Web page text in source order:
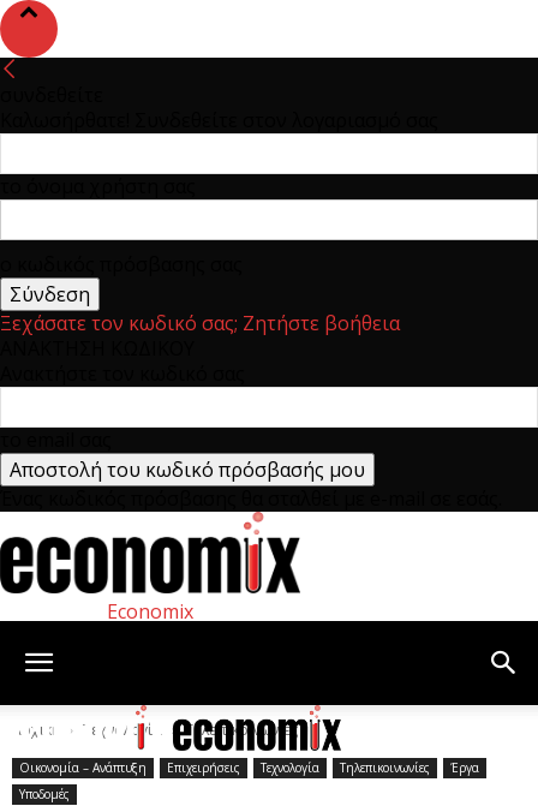
Ξεχάσατε τον κωδικό σας; Ζητήστε βοήθεια
Economix
Αρχική Τεχνολογία Τηλεπικοινωνίες
Οικονομία – Ανάπτυξη Επιχειρήσεις Τεχνολογία Τηλεπικοινωνίες
Έργα
Υποδομές